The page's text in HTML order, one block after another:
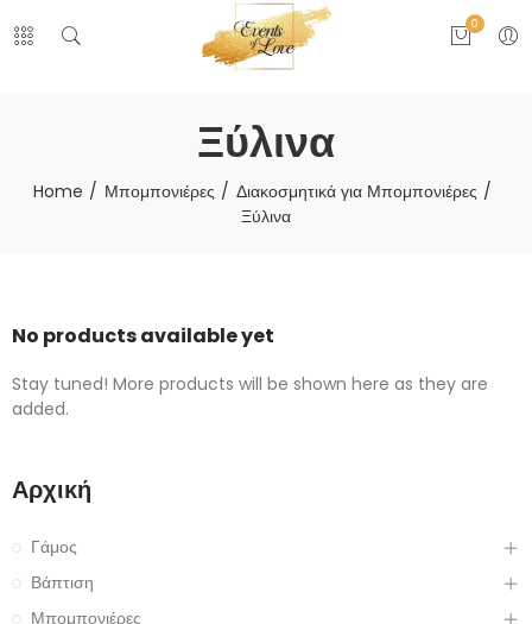
0
Ξύλινα
Home Μπομπονιέρες
Διακοσμητικά για Μπομπονιέρες
Ξύλινα
No products available yet
Stay tuned! More products will be shown here as they are
added.
Αρχική
Γάμος
Βάπτιση
Μπομπονιέρες